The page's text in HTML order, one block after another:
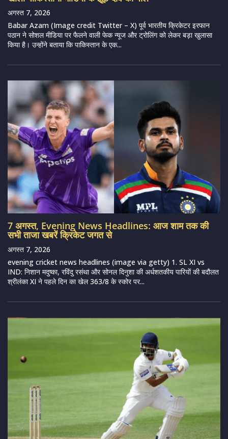
अगस्त 7, 2026
Babar Azam (Image credit Twitter – X) पूर्व भारतीय क्रिकेटर इरफान
पठान ने सोशल मीडिया पर फैलने वाली फेक न्यूज और ट्रोलिंग को लेकर बड़ा खुलासा
किया है। उन्होंने बताया कि पाकिस्तान के एक...
7 अगस्त, Evening News Headlines: आज शाम तक की
सभी ताजा खबरें क्रिकेट जगत से
अगस्त 7, 2026
evening cricket news headlines (image via getty) 1. SL XI vs
IND: निशान मदुष्का, रविंदु रसंथा और सोनल दिनुशा की अर्धशतकीय पारियों की बदौलत
श्रीलंका XI ने पहले दिन का खेल 363/8 के स्कोर पर...